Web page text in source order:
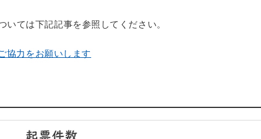
いては下記記事を参照してください。
協力をお願いします